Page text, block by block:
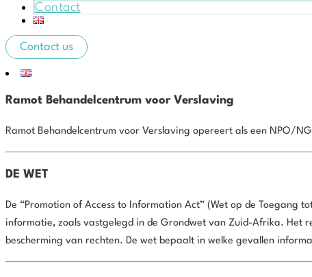
Contact
Contact us
Ramot Behandelcentrum voor Verslaving
Ramot Behandelcentrum voor Verslaving opereert als een NPO/
DE WET
De “Promotion of Access to Information Act” (Wet op de
informatie, zoals vastgelegd in de Grondwet van Zuid-Afrika. Het
bescherming van rechten. De wet bepaalt in welke gevallen